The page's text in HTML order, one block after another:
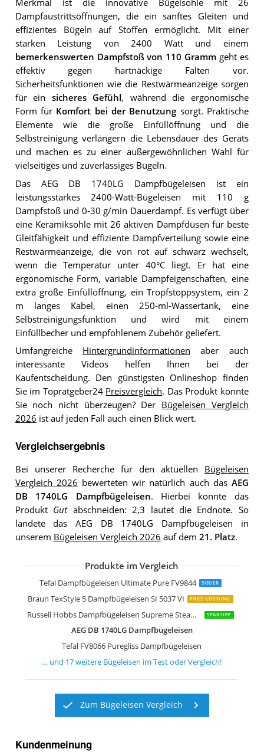
Merkmal ist die innovative Bügelsohle mit 26
Dampfaustrittsöffnungen, die ein sanftes Gleiten und
effizientes Bügeln auf Stoffen ermöglicht. Mit einer
starken Leistung von 2400 Watt und einem
bemerkenswerten Dampfstoß von 110 Gramm geht es
effektiv gegen hartnäckige Falten vor.
Sicherheitsfunktionen wie die Restwärmeanzeige sorgen
für ein sicheres Gefühl, während die ergonomische
Form für Komfort bei der Benutzung sorgt. Praktische
Elemente wie die große Einfüllöffnung und die
Selbstreinigung verlängern die Lebensdauer des Geräts
und machen es zu einer außergewöhnlichen Wahl für
vielseitiges und zuverlässiges Bügeln.
Das AEG DB 1740LG Dampfbügeleisen ist ein
leistungsstarkes 2400-Watt-Bügeleisen mit 110 g
Dampfstoß und 0-30 g/min Dauerdampf. Es verfügt über
eine Keramiksohle mit 26 aktiven Dampfdüsen für beste
Gleitfähigkeit und effiziente Dampfverteilung sowie eine
Restwärmeanzeige, die von rot auf schwarz wechselt,
wenn die Temperatur unter 40°C liegt. Er hat eine
ergonomische Form, variable Dampfeigenschaften, eine
extra große Einfüllöffnung, ein Tropfstoppsystem, ein 2
m langes Kabel, einen 250-ml-Wassertank, eine
Selbstreinigungsfunktion und wird mit einem
Einfüllbecher und empfohlenem Zubehör geliefert.
Umfangreiche Hintergrundinformationen aber auch
interessante Videos helfen Ihnen bei der
Kaufentscheidung. Den günstigsten Onlineshop finden
Sie im Topratgeber24 Preisvergleich. Das Produkt konnte
Sie noch nicht überzeugen? Der Bügeleisen Vergleich
2026 ist auf jeden Fall auch einen Blick wert.
Vergleichsergebnis
Bei unserer Recherche für den aktuellen Bügeleisen
Vergleich 2026 bewerteten wir natürlich auch das AEG
DB 1740LG Dampfbügeleisen. Hierbei konnte das
Produkt Gutabschneiden: 2,3 lautet die Endnote. So
landete das AEG DB 1740LG Dampfbügeleisen in
unserem Bügeleisen Vergleich 2026 auf dem 21. Platz.
Produkte im Vergleich
Tefal Dampfbügeleisen Ultimate Pure FV9844 SIEGER
Braun TexStyle 5 Dampfbügeleisen SI 5037 VI PREIS-LEISTUNG
Russell Hobbs Dampfbügeleisen Supreme Steam Pro SPARTIPP
AEG DB 1740LG Dampfbügeleisen
Tefal FV8066 Puregliss Dampfbügeleisen
Braun TexStyle 9 Dampfbügeleisen SI
Braun TexStyle 9 Dampfbügeleisen SI
Philips 5000 Series Dampfbügeleisen
Philips Azur 7000 Serie
Tefal FV5736 Easygliss
Philips Dampfbügeleisen 3000 Series
Versuni Philips EasySpeed
Grundig SI 6850 Dampfbügeleisen
Black+Decker Blau BXIR2402E
… und 17weitere Bügeleisen im Test oder Vergleich!
Zum Bügeleisen Vergleich
Kundenmeinung